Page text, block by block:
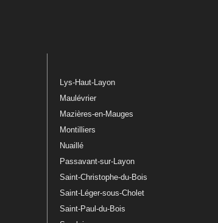
Lys-Haut-Layon
Maulévrier
Mazières-en-Mauges
Montilliers
Nuaillé
Passavant-sur-Layon
Saint-Christophe-du-Bois
Saint-Léger-sous-Cholet
Saint-Paul-du-Bois